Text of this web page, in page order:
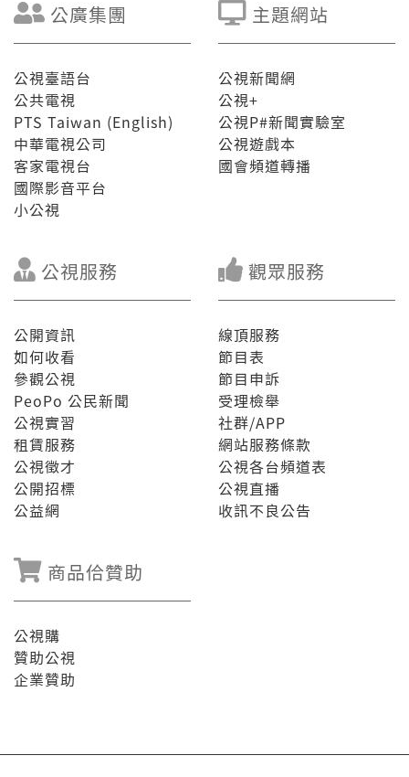
公廣集團
公視臺語台
公共電視
PTS Taiwan (English)
中華電視公司
客家電視台
國際影音平台
小公視
主題網站
公視新聞網
公視+
公視P#新聞實驗室
公視遊戲本
國會頻道轉播
公視服務
公開資訊
如何收看
參觀公視
PeoPo 公民新聞
公視實習
租賃服務
公視徵才
公開招標
公益網
觀眾服務
線頂服務
節目表
節目申訴
受理檢舉
社群/APP
網站服務條款
公視各台頻道表
公視直播
收訊不良公告
商品佮贊助
公視購
贊助公視
企業贊助